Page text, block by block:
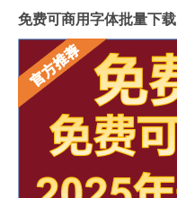
免费可商用字体批量下载